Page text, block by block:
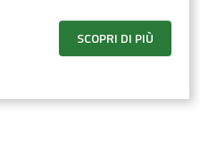
potranno usufruire
SCOPRI DI PIÙ